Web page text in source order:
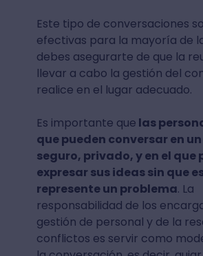
Este tipo de conversaciones
efectivas para la mayoría de
debes asegurarte de que la
llevar a cabo la gestión del
realice en el lugar adecuado.
Es importante que las
que pueden conversar en
seguro, privado, y en el que
expresar sus ideas sin que
represente un problema. La
responsabilidad de los
gestión de personal y de la
conflictos es servir como